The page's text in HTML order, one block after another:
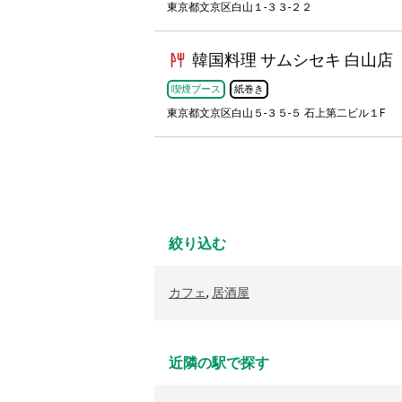
東京都文京区白山１-３３-２２
韓国料理 サムシセキ 白山店
喫煙ブース 紙巻き
東京都文京区白山５-３５-５ 石上第二ビル１F
絞り込む
カフェ, 居酒屋
近隣の駅で探す